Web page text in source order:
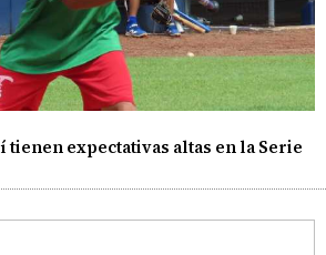
tienen expectativas altas en la Serie